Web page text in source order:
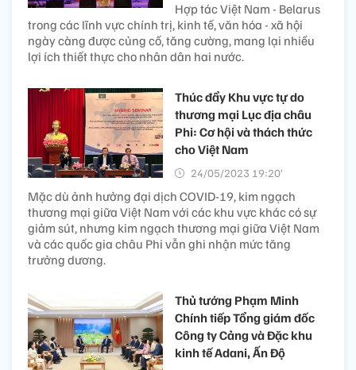
Hợp tác Việt Nam - Belarus
trong các lĩnh vực chính trị, kinh tế, văn hóa - xã hội
ngày càng được củng cố, tăng cường, mang lại nhiều
lợi ích thiết thực cho nhân dân hai nước.
Thúc đẩy Khu vực tự do
thương mại Lục địa châu
Phi: Cơ hội và thách thức
cho Việt Nam
24/05/2023 19:20’
Mặc dù ảnh hưởng đại dịch COVID-19, kim ngạch
thương mại giữa Việt Nam với các khu vực khác có sự
giảm sút, nhưng kim ngạch thương mại giữa Việt Nam
và các quốc gia châu Phi vẫn ghi nhận mức tăng
trưởng dương.
Thủ tướng Phạm Minh
Chính tiếp Tổng giám đốc
Công ty Cảng và Đặc khu
kinh tế Adani, Ấn Độ